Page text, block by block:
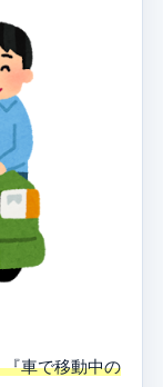
車で移動中の